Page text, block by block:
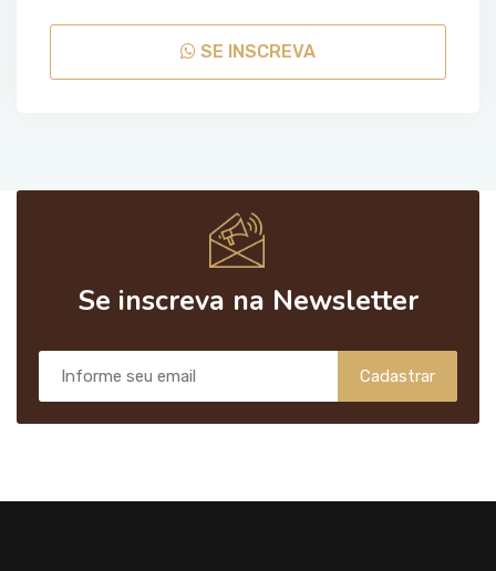
SE INSCREVA
Se inscreva na Newsletter
Cadastrar